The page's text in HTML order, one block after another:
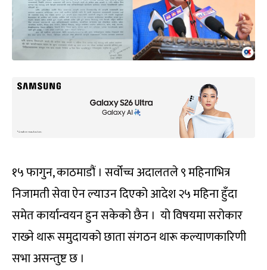
१५ फागुन, काठमाडौं । सर्वोच्च अदालतले ९ महिनाभित्र
निजामती सेवा ऐन ल्याउन दिएको आदेश २५ महिना हुँदा
समेत कार्यान्वयन हुन सकेको छैन । यो विषयमा सरोकार
राख्‍ने थारू समुदायको छाता संगठन थारू कल्याणकारिणी
सभा असन्तुष्ट छ ।